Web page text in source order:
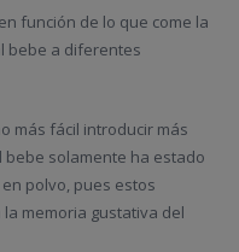
función de lo que come la
bebe a diferentes
más fácil introducir más
solamente ha estado
polvo, pues estos
memoria gustativa del